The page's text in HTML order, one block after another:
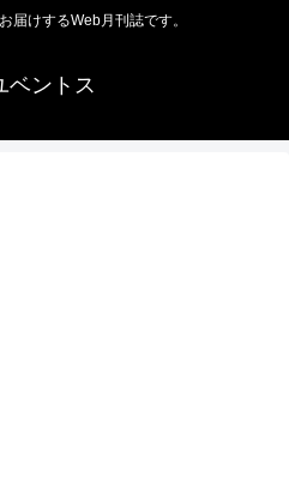
届けするWeb月刊誌です。
ベントス